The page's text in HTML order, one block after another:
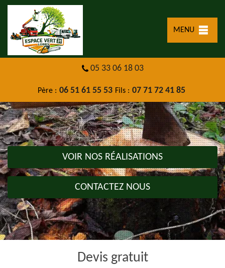
MENU
05 33 06 18 03
Père : 06 51 61 55 53 Fils : 07 71 72 41 85
VOIR NOS RÉALISATIONS
CONTACTEZ NOUS
Devis gratuit